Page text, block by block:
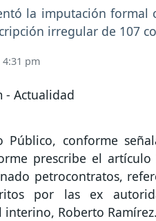
la imputación formal
irregular de 107
4:31 pm
Público, conforme
prescribe el
petrocontratos,
por las ex
interino, Roberto Ramírez.